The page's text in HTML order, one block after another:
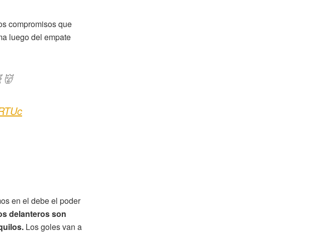
compromisos que
luego del empate
en el debe el poder
delanteros son
Los goles van a